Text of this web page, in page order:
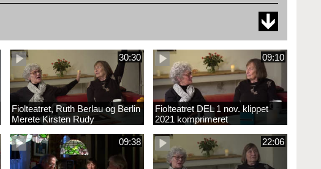
30:30
Fiolteatret, Ruth Berlau og Berlin
Merete Kirsten Rudy
09:10
Fiolteatret DEL 1 nov. klippet
2021 komprimeret
09:38 22:06